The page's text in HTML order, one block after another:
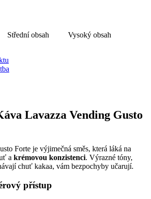
Střední obsah
Vysoký obsah
Lavazza Vending Gusto
Forte je výjimečná směs, která láká na
a krémovou konzistenci. Výrazné tóny,
chuť kakaa, vám bezpochyby učarují.
přístup